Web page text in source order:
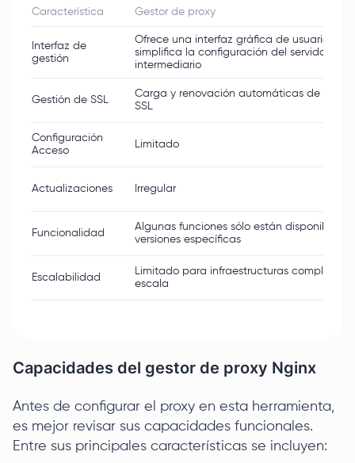
Característica Gestor de proxy
Interfaz de
gestión
Ofrece una interfaz gráfica de usuario
simplifica la configuración del servidor
intermediario
Gestión de SSL
Carga y renovación automáticas de
SSL
Configuración
Acceso
Limitado
Actualizaciones Irregular
Funcionalidad
Algunas funciones sólo están disponibles
versiones específicas
Escalabilidad
Limitado para infraestructuras complejas
escala
Capacidades del gestor de proxy Nginx
Antes de configurar el proxy en esta herramienta,
es mejor revisar sus capacidades funcionales.
Entre sus principales características se incluyen: